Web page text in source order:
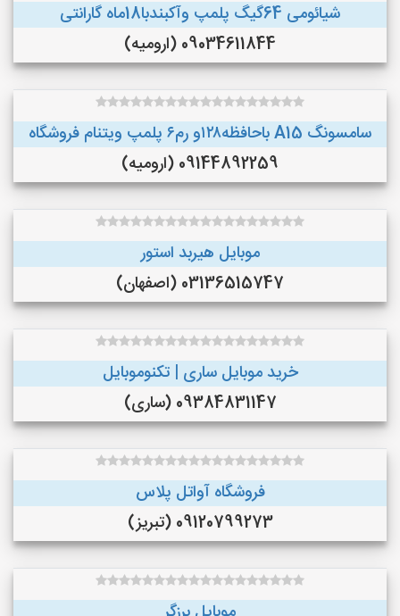
شیائومی 64گیگ پلمپ وآکبندبا18ماه گارانتی
09034611844 (ارومیه)
سامسونگ A15 باحافظه۱۲۸و رم۶ پلمپ ویتنام فروشگاه
09144892259 (ارومیه)
موبایل هیربد استور
03136515747 (اصفهان)
خرید موبایل ساری | تکنوموبایل
09384831147 (ساری)
فروشگاه آواتل پلاس
09120799273 (تبریز)